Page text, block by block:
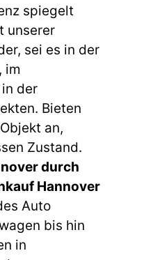
spiegelt
unserer
sei es in der
im
der
Bieten
an,
Zustand.
durch
Hannover
Auto
bis hin
in